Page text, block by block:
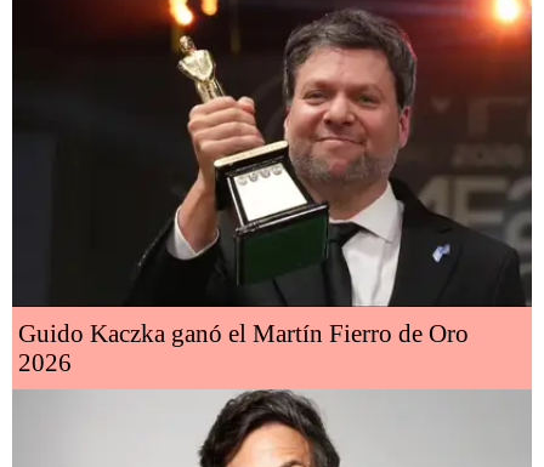
Guido Kaczka ganó el Martín Fierro de Oro
2026